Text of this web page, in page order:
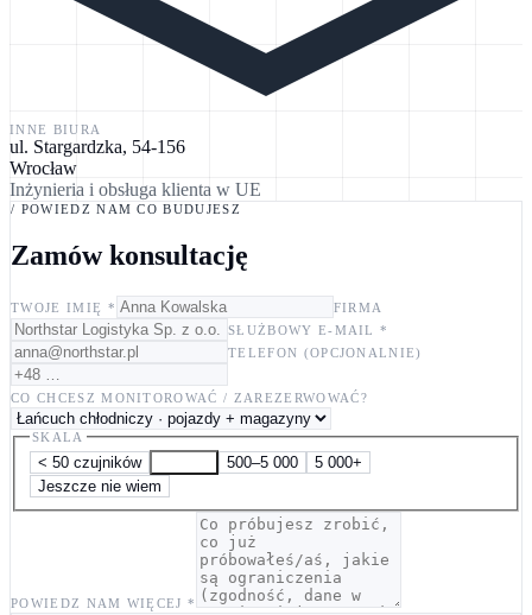
INNE BIURA
ul. Stargardzka, 54-156
Wrocław
Inżynieria i obsługa klienta w UE
/ POWIEDZ NAM CO BUDUJESZ
Zamów konsultację
TWOJE IMIĘ *
FIRMA
SŁUŻBOWY E-MAIL *
TELEFON (OPCJONALNIE)
CO CHCESZ MONITOROWAĆ / ZAREZERWOWAĆ?
SKALA
< 50 czujników 500–5 000
5 000+
Jeszcze nie wiem
POWIEDZ NAM WIĘCEJ *